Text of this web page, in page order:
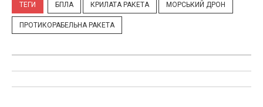
ТЕГИ БПЛА КРИЛАТА РАКЕТА МОРСЬКИЙ ДРОН
ПРОТИКОРАБЕЛЬНА РАКЕТА